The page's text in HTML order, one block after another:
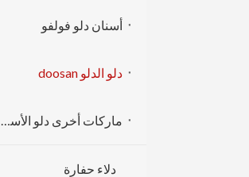
أسنان دلو فولفو
دلو الدلو doosan
ماركات أخرى دلو الأسنان
دلاء حفارة